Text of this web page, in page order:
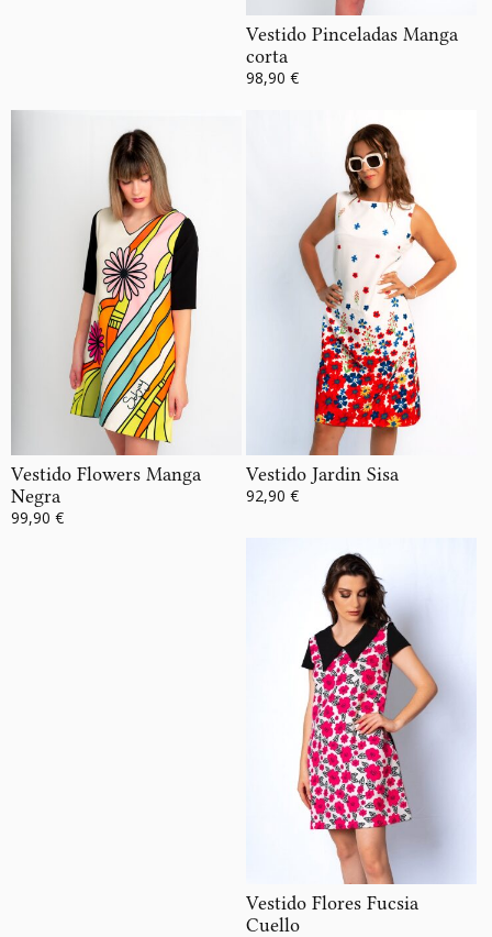
Vestido Pinceladas Manga
corta
98,90 €
Vestido Flowers Manga
Negra
99,90 €
Vestido Jardin Sisa
92,90 €
Vestido Flores Fucsia
Cuello